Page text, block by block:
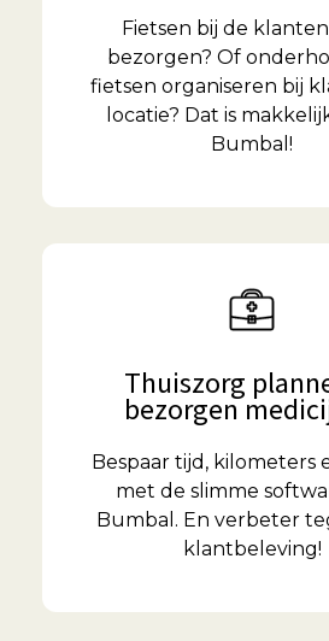
Fietsen bij de
bezorgen? Of
fietsen organiseren bij
locatie? Dat is
Bumbal!
Thuiszorg
bezorgen
Bespaar tijd, kilometers
met de slimme
Bumbal. En verbeter
klantbeleving!